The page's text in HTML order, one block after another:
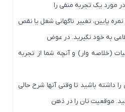
یک تجربه منفی را
پایین، تغییر ناگهانی شغل یا نقص
به خود نگیرید. در عوض
وار) و آنچه شما از تجربه
باشید تا وقتی آنها شرح حالی
تان را در ذهن